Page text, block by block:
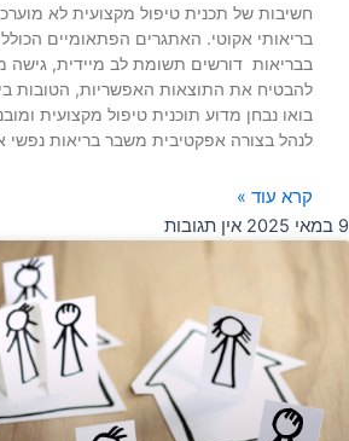
חשיבות של תכנית טיפול מקצועית לא
בריאותי אקוטי. האתגרים הפתאומיים
בבריאות דורשים תשומת לב מיידית, גישה
להבטיח את התוצאות האפשריות, הטובות
בואו נבחן מדוע תוכנית טיפול מקצועית
לנהל בצורה אפקטיבית משבר בריאות נפשי
קרא עוד »
9 במאי 2025
אין תגובות